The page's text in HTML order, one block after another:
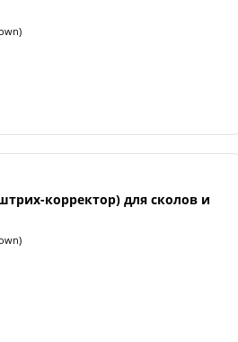
корректор) для сколов и